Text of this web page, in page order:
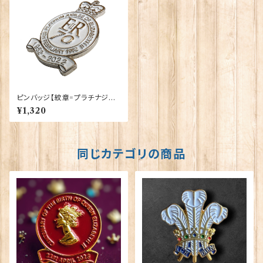
ピンバッジ【紋章=プラチナジュ
ビリー】Tradition 90040-QJ
001
¥1,320
同じカテゴリの商品